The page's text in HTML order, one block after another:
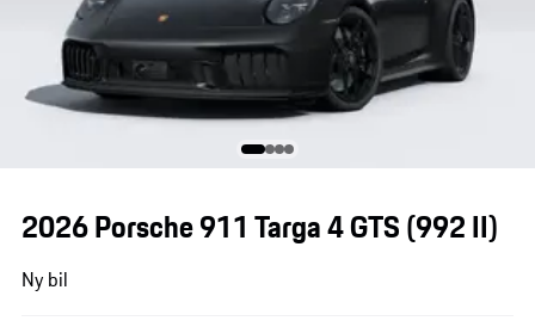
2026 Porsche 911 Targa 4 GTS(992 II)
Ny bil